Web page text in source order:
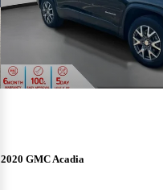
2020 GMC Acadia